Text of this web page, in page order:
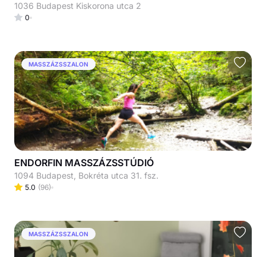
1036 Budapest Kiskorona utca 2
0
MASSZÁZSSZALON
ENDORFIN MASSZÁZSSTÚDIÓ
1094 Budapest, Bokréta utca 31. fsz.
5.0 (96)
MASSZÁZSSZALON